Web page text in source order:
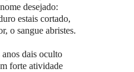
desejado:
estais cortado,
o sangue abristes.
dais oculto
forte atividade